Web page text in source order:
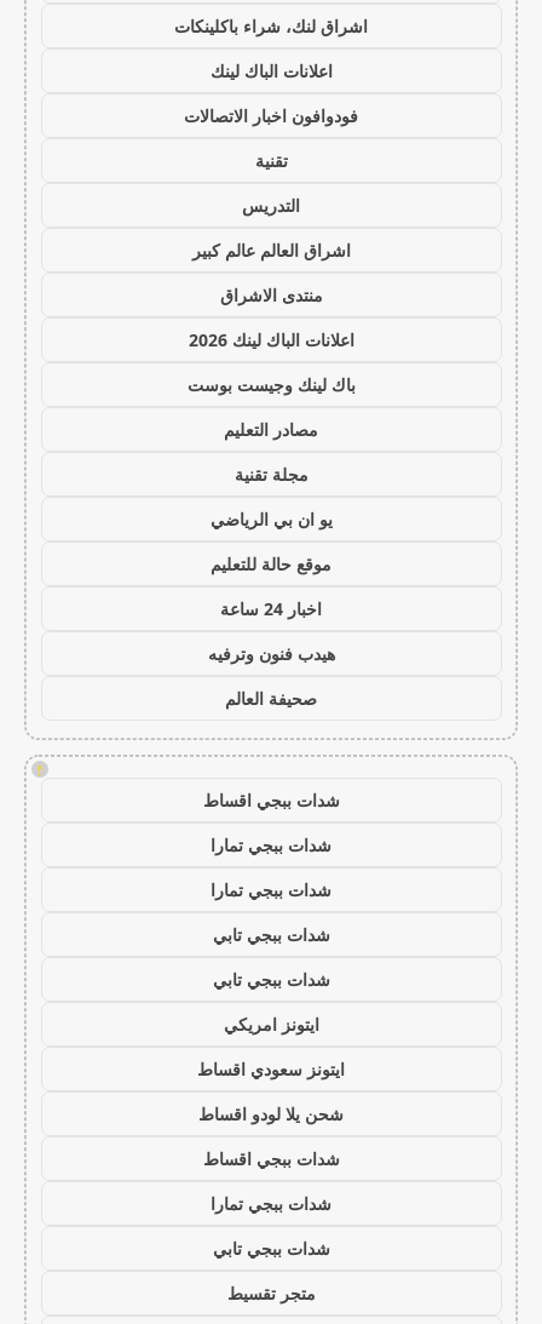
اشراق لنك، شراء باكلينكات
اعلانات الباك لينك
فودوافون اخبار الاتصالات
تقنية
التدريس
اشراق العالم عالم كبير
منتدى الاشراق
اعلانات الباك لينك 2026
باك لينك وجيست بوست
مصادر التعليم
مجلة تقنية
يو ان بي الرياضي
موقع حالة للتعليم
اخبار 24 ساعة
هيدب فنون وترفيه
صحيفة العالم
!
شدات ببجي اقساط
شدات ببجي تمارا
شدات ببجي تمارا
شدات ببجي تابي
شدات ببجي تابي
ايتونز امريكي
ايتونز سعودي اقساط
شحن يلا لودو اقساط
شدات ببجي اقساط
شدات ببجي تمارا
شدات ببجي تابي
متجر تقسيط